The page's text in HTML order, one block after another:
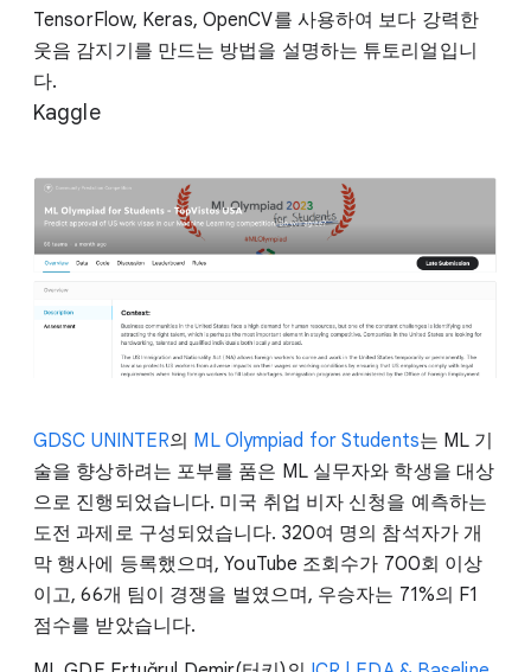
TensorFlow, Keras, OpenCV를 사용하여 보다 강력한
웃음 감지기를 만드는 방법을 설명하는 튜토리얼입니
다.
Kaggle
GDSC UNINTER의 ML Olympiad for Students는 ML 기
술을 향상하려는 포부를 품은 ML 실무자와 학생을 대상
으로 진행되었습니다. 미국 취업 비자 신청을 예측하는
도전 과제로 구성되었습니다. 320여 명의 참석자가 개
막 행사에 등록했으며, YouTube 조회수가 700회 이상
이고, 66개 팀이 경쟁을 벌였으며, 우승자는 71%의 F1
점수를 받았습니다.